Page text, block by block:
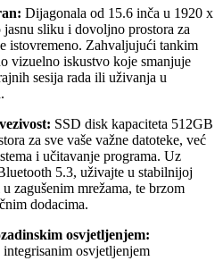
Dijagonala od 15.6 inča u 1920 x
sliku i dovoljno prostora za
istovremeno. Zahvaljujući tankim
vizuelno iskustvo koje smanjuje
sesija rada ili uživanja u
SSD disk kapaciteta 512GB
za sve vaše važne datoteke, već
i učitavanje programa. Uz
5.3, uživajte u stabilnijoj
zagušenim mrežama, te brzom
dodacima.
osvjetljenjem:
osvjetljenjem